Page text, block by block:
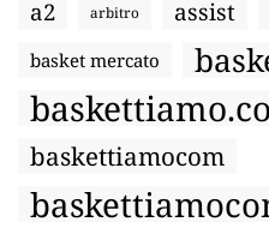
a2 arbitro assist
basket mercato
baskettiamocom